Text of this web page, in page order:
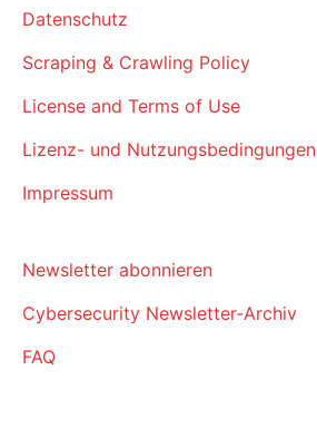
Datenschutz
Scraping & Crawling Policy
License and Terms of Use
Lizenz- und Nutzungsbedingungen
Impressum
Newsletter abonnieren
Cybersecurity Newsletter-Archiv
FAQ